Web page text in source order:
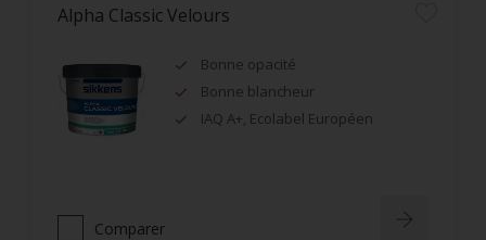
Alpha Classic Velours
Bonne opacité
Bonne blancheur
IAQ A+, Ecolabel Européen
Comparer